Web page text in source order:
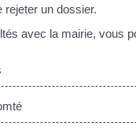
un dossier.
avec la mairie, vous